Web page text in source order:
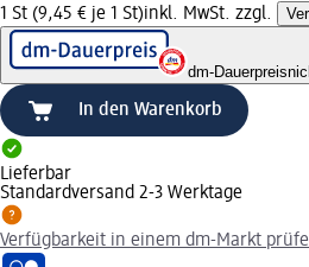
1 St (9,45 € je 1 St)inkl. MwSt. zzgl.
dm-Dauerpreis
In den Warenkorb
Lieferbar
Standardversand 2-3 Werktage
Verfügbarkeit in einem dm-Markt